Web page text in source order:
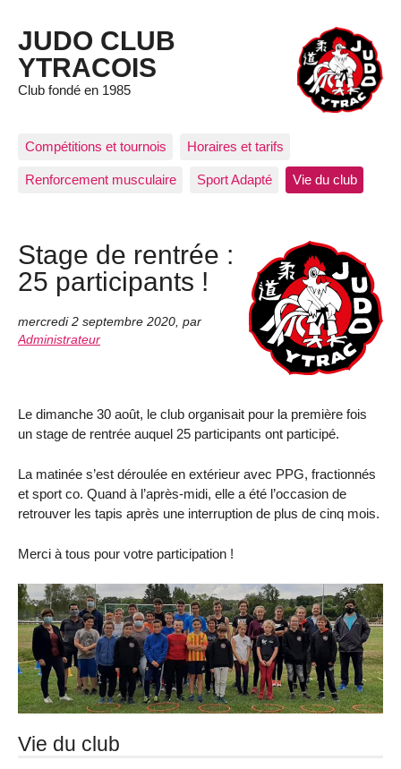
JUDO CLUB
YTRACOIS
Club fondé en 1985
Compétitions et tournois Horaires et tarifs
Renforcement musculaire Sport Adapté Vie du club
Stage de rentrée :
25 participants !
mercredi 2 septembre 2020 par
Administrateur
Le dimanche 30 août, le club organisait pour la première fois
un stage de rentrée auquel 25 participants ont participé.
La matinée s’est déroulée en extérieur avec PPG, fractionnés
et sport co. Quand à l’après-midi, elle a été l’occasion de
retrouver les tapis après une interruption de plus de cinq mois.
Merci à tous pour votre participation !
Vie du club